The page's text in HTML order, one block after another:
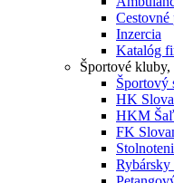
Inzercia
Katalóg
Športové kluby,
Športový
HK
HKM
FK
Rybársky